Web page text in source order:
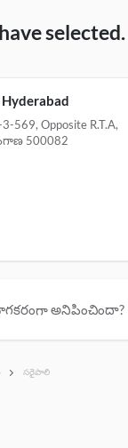
569, Opposite R.t.a,
500082
అనిపించిందా?
సరైపాలి